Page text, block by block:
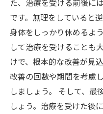
た、治療を受ける前後に
です。無理をしていると
身体をしっかり休めるよ
して治療を受けることも
けで、根本的な改善が見
改善の回数や期間を考慮
しましょう。 そして、最
しょう。治療を受けた後